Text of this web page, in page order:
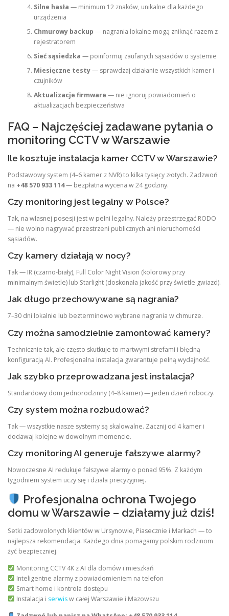
Silne hasła — minimum 12 znaków, unikalne dla każdego
urządzenia
Chmurowy backup — nagrania lokalne mogą zniknąć razem z
rejestratorem
Sieć sąsiedzka — poinformuj zaufanych sąsiadów o systemie
Miesięczne testy— sprawdzaj działanie wszystkich kamer i
czujników
Aktualizacje firmware — nie ignoruj powiadomień o
aktualizacjach bezpieczeństwa
FAQ – Najczęściej zadawane pytania o
monitoring CCTV w Warszawie
Ile kosztuje instalacja kamer CCTV w Warszawie?
Podstawowy system (4–6 kamer z NVR) to kilka tysięcy złotych. Zadzwoń
na +48 570 933 114— bezpłatna wycena w 24 godziny.
Czy monitoring jest legalny w Polsce?
Tak, na własnej posesji jest w pełni legalny. Należy przestrzegać RODO
— nie wolno nagrywać przestrzeni publicznych ani nieruchomości
sąsiadów.
Czy kamery działają w nocy?
Tak — IR (czarno-biały), Full Color Night Vision (kolorowy przy
minimalnym świetle) lub Starlight (doskonała jakość przy świetle gwiazd).
Jak długo przechowywane są nagrania?
7–30 dni lokalnie lub bezterminowo wybrane nagrania w chmurze.
Czy można samodzielnie zamontować kamery?
Technicznie tak, ale często skutkuje to martwymi strefami i błędną
konfiguracją AI. Profesjonalna instalacja gwarantuje pełną wydajność.
Jak szybko przeprowadzana jest instalacja?
Standardowy dom jednorodzinny (4–8 kamer) — jeden dzień roboczy.
Czy system można rozbudować?
Tak — wszystkie nasze systemy są skalowalne. Zacznij od 4 kamer i
dodawaj kolejne w dowolnym momencie.
Czy monitoring AI generuje fałszywe alarmy?
Nowoczesne AI redukuje fałszywe alarmy o ponad 95%. Z każdym
tygodniem system uczy się i działa precyzyjniej.
Profesjonalna ochrona Twojego
domu w Warszawie – działamy już dziś!
Setki zadowolonych klientów w Ursynowie, Piasecznie i Markach — to
najlepsza rekomendacja. Każdego dnia pomagamy polskim rodzinom
żyć bezpieczniej.
Monitoring CCTV 4K z AI dla domów i mieszkań
Inteligentne alarmy z powiadomieniem na telefon
Smart home i kontrola dostępu
Instalacja i serwisw całej Warszawie i Mazowszu